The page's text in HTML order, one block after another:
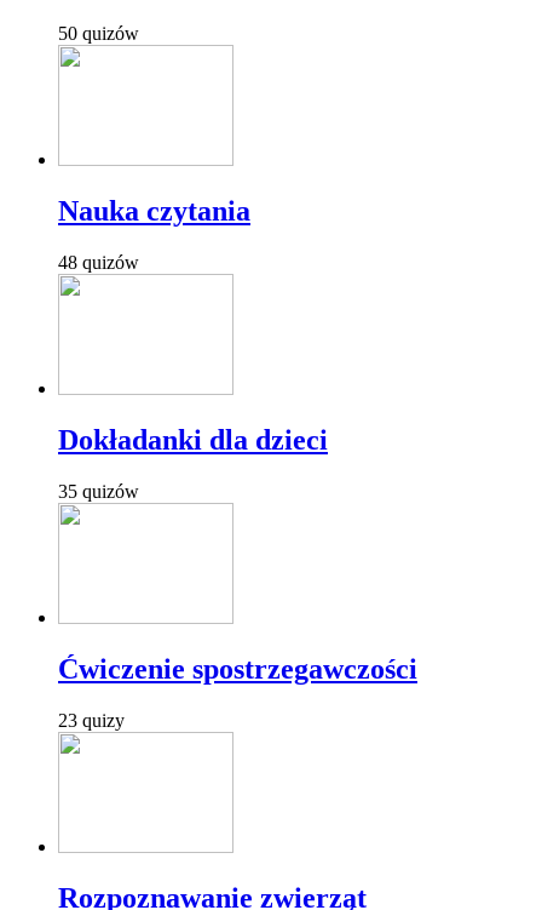
50 quizów
Nauka czytania
48 quizów
Dokładanki dla dzieci
35 quizów
Ćwiczenie spostrzegawczości
23 quizy
Rozpoznawanie zwierząt